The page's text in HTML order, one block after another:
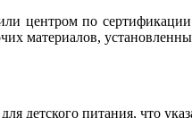
центром по
материалов,
детского питания, что